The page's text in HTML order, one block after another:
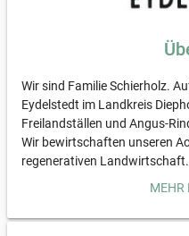
Wir sind Familie Schierholz.
Eydelstedt im Landkreis
Freilandställen und Angus-
Wir bewirtschaften unseren
regenerativen
für alles Leben an Land.
MEHR